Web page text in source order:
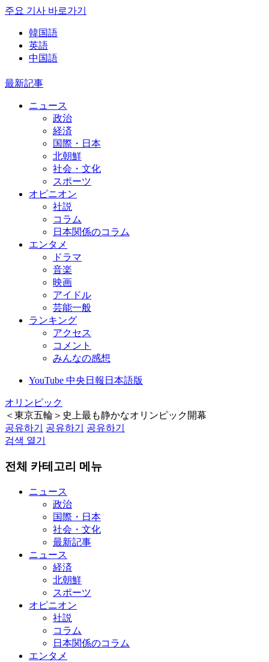
주요 기사 바로가기
韓国語
英語
中国語
最新記事
ニュース
政治
経済
国際・日本
北朝鮮
社会・文化
スポーツ
オピニオン
社説
コラム
日本関係のコラム
エンタメ
ドラマ
音楽
映画
アイドル
芸能一般
ランキング
アクセス
コメント
みんなの感想
YouTube 中央日報日本語版
オリンピック
＜東京五輪＞史上最も静かなオリンピック開幕
공유하기
공유하기
공유하기
검색 열기
전체 카테고리 메뉴
ニュース
政治
国際・日本
社会・文化
最新記事
ニュース
経済
北朝鮮
スポーツ
オピニオン
社説
コラム
日本関係のコラム
エンタメ